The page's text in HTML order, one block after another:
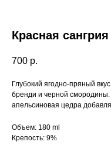
Красная сангрия
700 р.
Глубокий ягодно-пряный
бренди и черной смородины.
апельсиновая цедра
Объем: 180 ml
Крепость: 9%